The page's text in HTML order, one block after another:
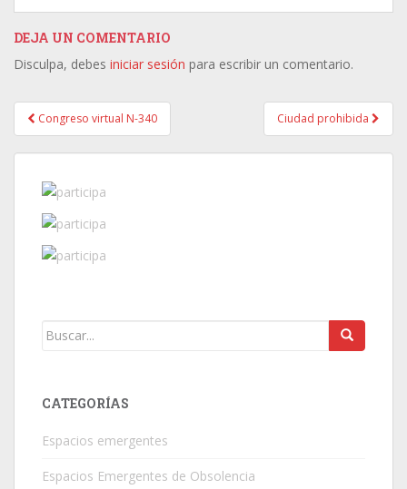
DEJA UN COMENTARIO
Disculpa, debes iniciar sesión para escribir un comentario.
Post navigation
Congreso virtual N-340 Ciudad prohibida
CATEGORÍAS
Espacios emergentes
Espacios Emergentes de Obsolencia